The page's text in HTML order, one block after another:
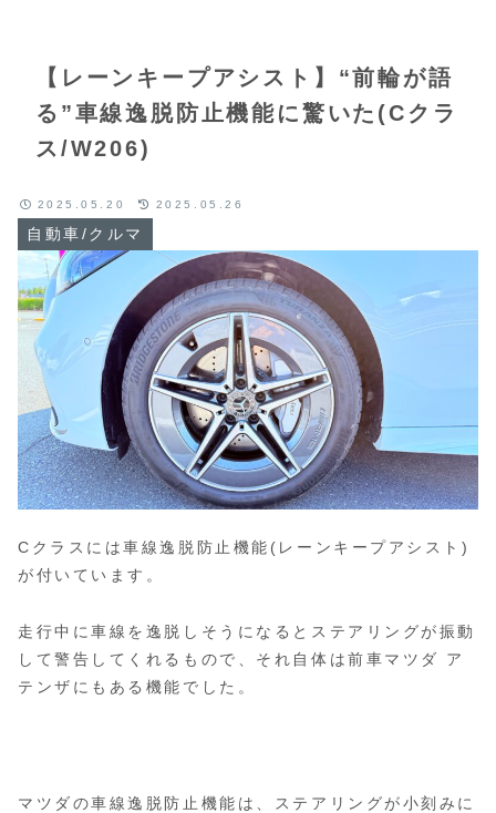
【レーンキープアシスト】“前輪が語
る”車線逸脱防止機能に驚いた(Cクラ
ス/W206)
自動車/クルマ
2025.05.20 2025.05.26
Cクラスには車線逸脱防止機能(レーンキープアシスト)
が付いています。
走行中に車線を逸脱しそうになるとステアリングが振動
して警告してくれるもので、それ自体は前車マツダ ア
テンザにもある機能でした。
マツダの車線逸脱防止機能は、ステアリングが小刻みに